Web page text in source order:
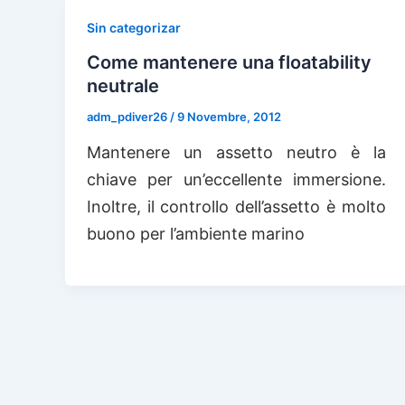
Sin categorizar
Come mantenere una floatability
neutrale
adm_pdiver26 /9 Novembre, 2012
Mantenere un assetto neutro è la
chiave per un’eccellente immersione.
Inoltre, il controllo dell’assetto è molto
buono per l’ambiente marino